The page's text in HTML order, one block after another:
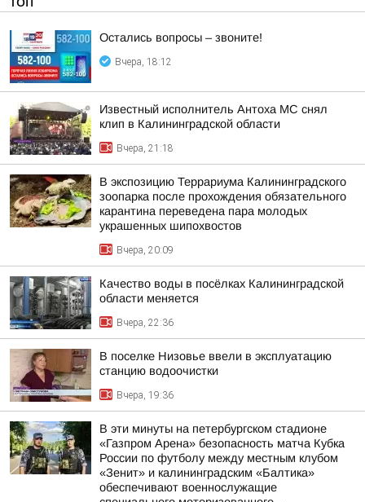
Остались вопросы – звоните!
Вчера, 18:12
Известный исполнитель Антоха МС снял
клип в Калининградской области
Вчера, 21:18
В экспозицию Террариума Калининградского
зоопарка после прохождения обязательного
карантина переведена пара молодых
украшенных шипохвостов
Вчера, 20:09
Качество воды в посёлках Калининградской
области меняется
Вчера, 22:36
В поселке Низовье ввели в эксплуатацию
станцию водоочистки
Вчера, 19:36
В эти минуты на петербургском стадионе
«Газпром Арена» безопасность матча Кубка
России по футболу между местным клубом
«Зенит» и калининградским «Балтика»
обеспечивают военнослужащие